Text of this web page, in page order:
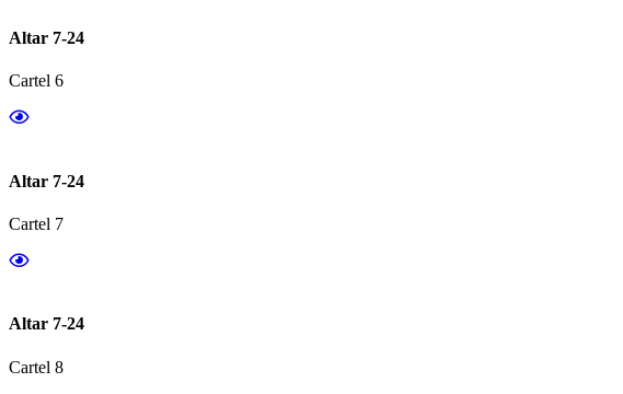
Altar 7-24
Cartel 6
Altar 7-24
Cartel 7
Altar 7-24
Cartel 8